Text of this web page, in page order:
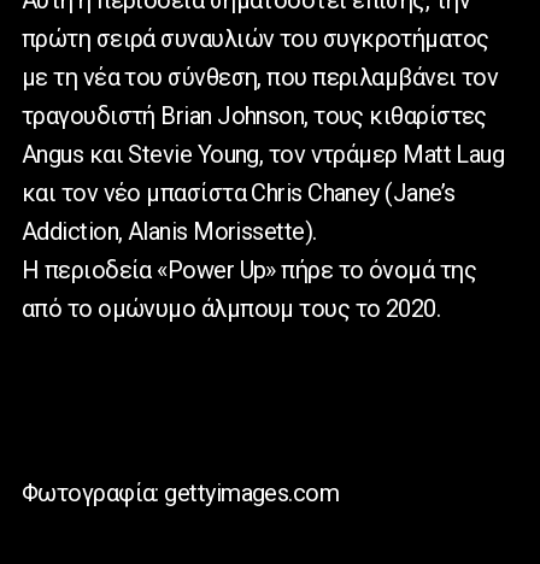
πρώτη σειρά συναυλιών του συγκροτήματος
με τη νέα του σύνθεση, που περιλαμβάνει τον
τραγουδιστή Brian Johnson, τους κιθαρίστες
Angus και Stevie Young, τον ντράμερ Matt Laug
και τον νέο μπασίστα Chris Chaney (Jane’s
Addiction, Alanis Morissette).
Η περιοδεία «Power Up» πήρε το όνομά της
από το ομώνυμο άλμπουμ τους το 2020.
Φωτογραφία: gettyimages.com